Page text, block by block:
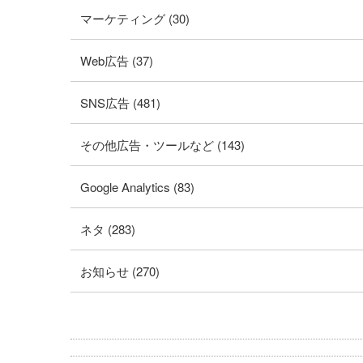
マーケティング (30)
Web広告 (37)
SNS広告 (481)
その他広告・ツールなど (143)
Google Analytics (83)
ネタ (283)
お知らせ (270)